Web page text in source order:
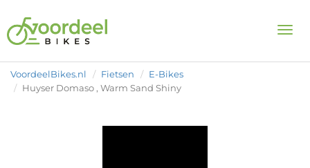
VoordeelBikes.nl Fietsen
E-Bikes
Huyser Domaso , Warm Sand Shiny